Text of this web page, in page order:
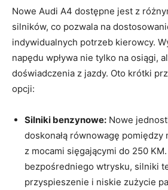
Nowe Audi A4 dostępne jest z
silników, co pozwala na
indywidualnych potrzeb kierowcy.
napędu wpływa nie tylko na osiągi,
doświadczenia z jazdy. Oto krótki
opcji:
Silniki benzynowe: Nowe
doskonałą równowagę pomiędzy
z mocami sięgającymi do 250
bezpośredniego wtrysku, silniki
przyspieszenie i niskie zużycie